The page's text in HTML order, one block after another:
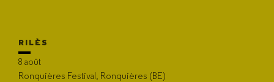
RILÈS
8 août
Ronquières Festival, Ronquières (BE)